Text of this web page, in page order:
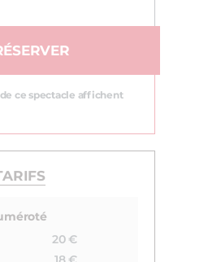
ce spectacle affichent
20 €